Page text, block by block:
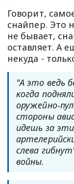
Говорит,
снайпер. Это
не бывает,
оставляет. А
некуда -
"А это ведь
когда
оружейно-
стороны
идешь за
слева
войны.